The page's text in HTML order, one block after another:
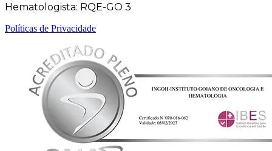
Hematologista: RQE-GO 3
Políticas de Privacidade